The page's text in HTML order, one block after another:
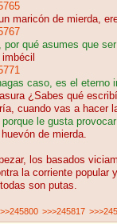
maricón de mierda,
por qué asumes que
caso, es el eterno
¿Sabes qué
cuando vas a hacer
le gusta
de mierda.
los basados
la corriente
son putas.
>>>245817